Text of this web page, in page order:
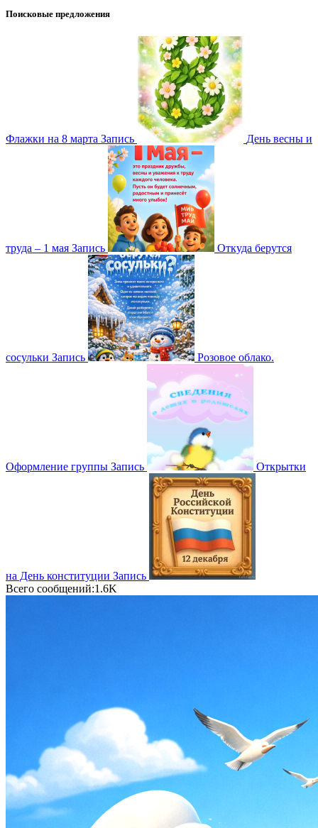
Поисковые предложения
Флажки на 8 марта Запись День весны и
труда – 1 мая Запись Откуда берутся
сосульки Запись Розовое облако.
Оформление группы Запись Открытки
на День конституции Запись
Всего сообщений:1.6K